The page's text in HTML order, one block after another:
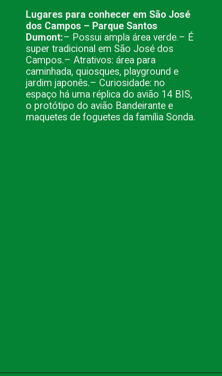
Lugares para conhecer em São José
dos Campos – Parque Santos
Dumont:– Possui ampla área verde.– É
super tradicional em São José dos
Campos.– Atrativos: área para
caminhada, quiosques, playground e
jardim japonês.– Curiosidade: no
espaço há uma réplica do avião 14 BIS,
o protótipo do avião Bandeirante e
maquetes de foguetes da família Sonda.